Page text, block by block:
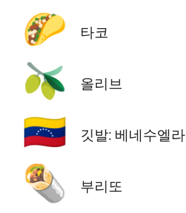
🌮 타코
🫒 올리브
🇻🇪 깃발: 베네수엘라
🌯 부리또